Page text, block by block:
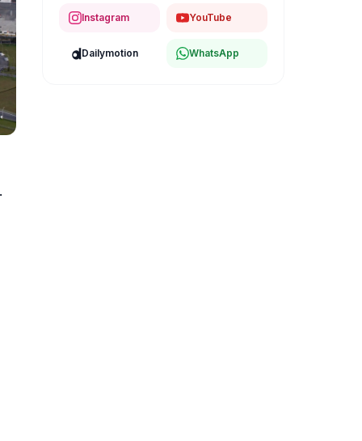
Instagram YouTube
Dailymotion WhatsApp